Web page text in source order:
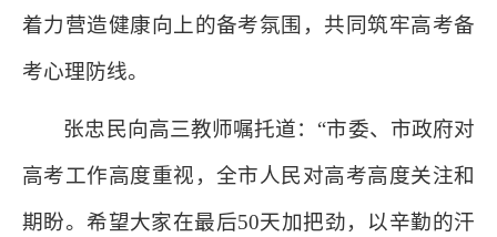
着力营造健康向上的备考氛围，共同筑牢高考备
考心理防线。
张忠民向高三教师嘱托道：“市委、市政府对
高考工作高度重视，全市人民对高考高度关注和
期盼。希望大家在最后50天加把劲，以辛勤的汗